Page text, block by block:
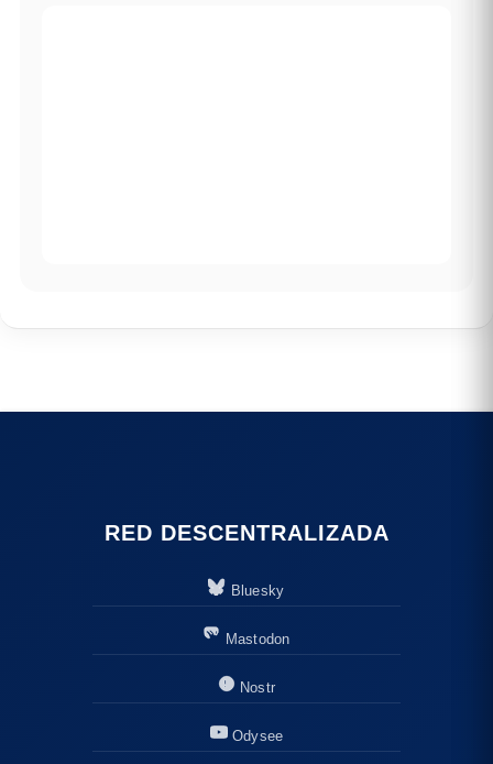
RED DESCENTRALIZADA
Bluesky
Mastodon
Nostr
Odysee